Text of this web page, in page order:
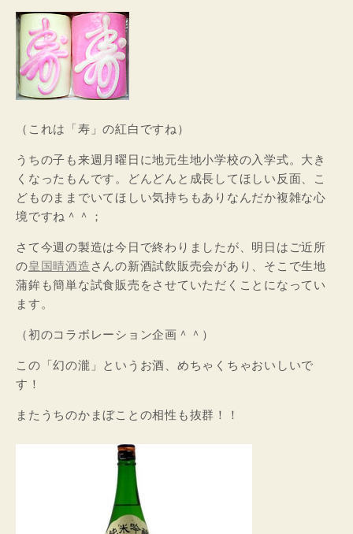
（これは「寿」の紅白ですね）
うちの子も来週月曜日に地元生地小学校の入学式。大き
くなったもんです。どんどんと成長してほしい反面、こ
どものままでいてほしい気持ちもありなんだか複雑な心
境ですね＾＾；
さて今週の製造は今日で終わりましたが、明日はご近所
の皇国晴酒造 さんの新酒試飲販売会があり、そこで生地
蒲鉾も簡単な試食販売をさせていただくことになってい
ます。
（初のコラボレーション企画＾＾）
この「幻の瀧」というお酒、めちゃくちゃおいしいで
す！
またうちのかまぼことの相性も抜群！！